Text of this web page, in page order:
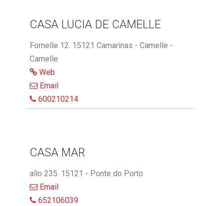
CASA LUCIA DE CAMELLE
Fornelle 12. 15121 Camarinas - Camelle -
Camelle
Web
Email
600210214
CASA MAR
allo 235. 15121 - Ponte do Porto
Email
652106039